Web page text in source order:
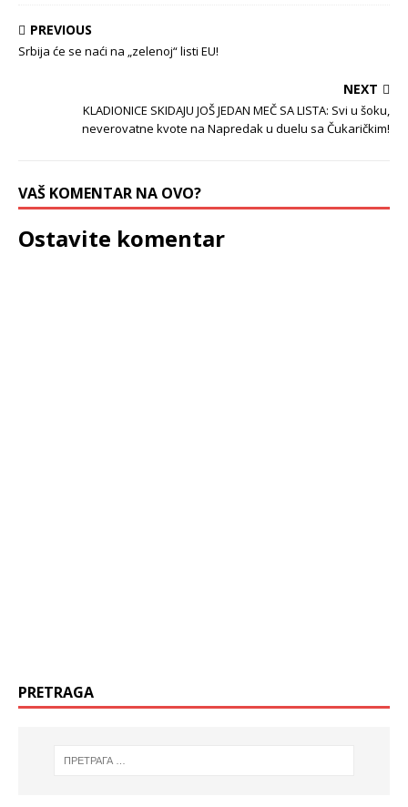
PREVIOUS
Srbija će se naći na „zelenoj“ listi EU!
NEXT
KLADIONICE SKIDAJU JOŠ JEDAN MEČ SA LISTA: Svi u šoku,
neverovatne kvote na Napredak u duelu sa Čukaričkim!
VAŠ KOMENTAR NA OVO?
Ostavite komentar
PRETRAGA